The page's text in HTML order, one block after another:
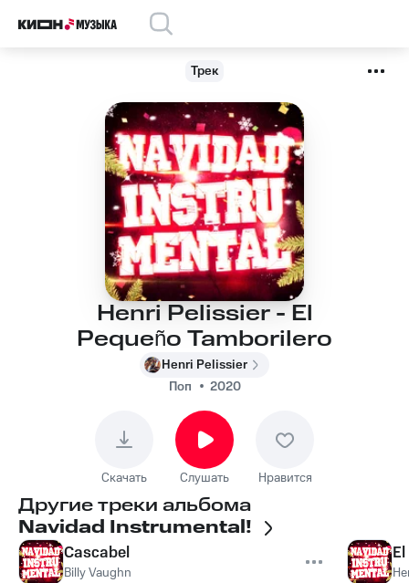
Трек
Henri Pelissier - El
Pequeño Tamborilero
Henri Pelissier
Поп
2020
Скачать Слушать Нравится
Другие треки альбома
Navidad Instrumental!
Cascabel
Billy Vaughn